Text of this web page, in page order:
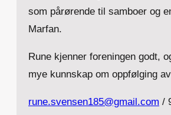
som pårørende til samboer og
Marfan.
Rune kjenner foreningen godt,
mye kunnskap om oppfølging
rune.svensen185@gmail.com /